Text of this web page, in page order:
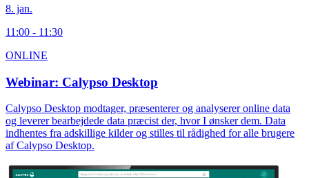
8. jan.
11:00 - 11:30
ONLINE
Webinar: Calypso Desktop
Calypso Desktop modtager, præsenterer og analyserer online data
og leverer bearbejdede data præcist der, hvor I ønsker dem. Data
indhentes fra adskillige kilder og stilles til rådighed for alle brugere
af Calypso Desktop.